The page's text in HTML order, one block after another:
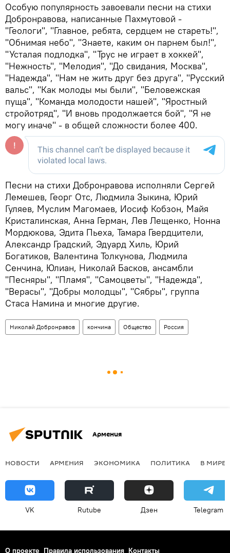
Особую популярность завоевали песни на стихи
Добронравова, написанные Пахмутовой -
"Геологи", "Главное, ребята, сердцем не стареть!",
"Обнимая небо", "Знаете, каким он парнем был!",
"Усталая подлодка", "Трус не играет в хоккей",
"Нежность", "Мелодия", "До свидания, Москва",
"Надежда", "Нам не жить друг без друга", "Русский
вальс", "Как молоды мы были", "Беловежская
пуща", "Команда молодости нашей", "Яростный
стройотряд", "И вновь продолжается бой", "Я не
могу иначе" - в общей сложности более 400.
Песни на стихи Добронравова исполняли Сергей
Лемешев, Георг Отс, Людмила Зыкина, Юрий
Гуляев, Муслим Магомаев, Иосиф Кобзон, Майя
Кристалинская, Анна Герман, Лев Лещенко, Нонна
Мордюкова, Эдита Пьеха, Тамара Гвердцители,
Александр Градский, Эдуард Хиль, Юрий
Богатиков, Валентина Толкунова, Людмила
Сенчина, Юлиан, Николай Басков, ансамбли
"Песняры", "Пламя", "Самоцветы", "Надежда",
"Верасы", "Добры молодцы", "Сябры", группа
Стаса Намина и многие другие.
Николай Добронравов кончина Общество Россия
Армения
НОВОСТИ АРМЕНИЯ ЭКОНОМИКА ПОЛИТИКА В МИРЕ
VK Rutube Дзен Telegram
О проекте Правила использования Контакты